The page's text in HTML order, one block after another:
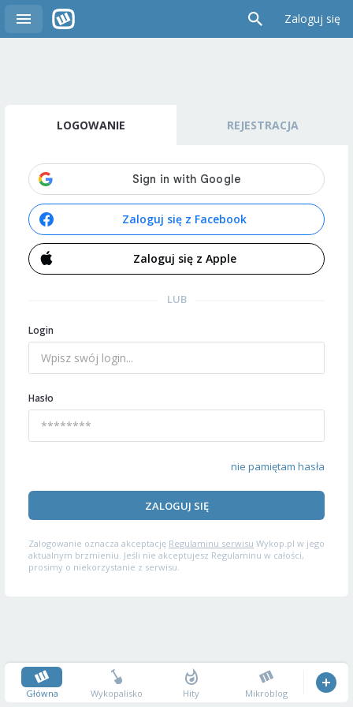
Zaloguj się
LOGOWANIE REJESTRACJA
Zaloguj się z Facebook
Zaloguj się z Apple
LUB
Login
Hasło
nie pamiętam hasła
ZALOGUJ SIĘ
Zalogowanie oznacza akceptację Regulaminu serwisu Wykop.pl w jego
aktualnym brzmieniu. Jeśli nie akceptujesz Regulaminu w całości,
prosimy o niekorzystanie z serwisu.
Główna Wykopalisko Hity Mikroblog